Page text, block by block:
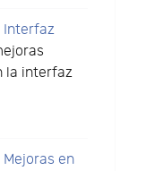
Interfaz
la interfaz
en